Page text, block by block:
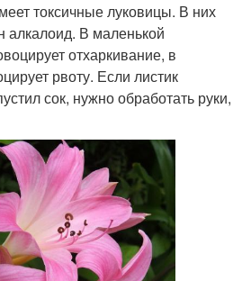
токсичные луковицы. В них
алкалоид. В маленькой
отхаркивание, в
рвоту. Если листик
сок, нужно обработать руки,